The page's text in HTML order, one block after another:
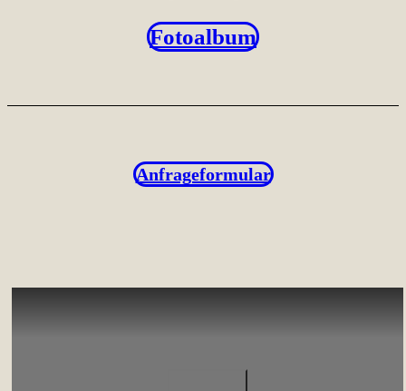
Fotoalbum
Anfrageformular